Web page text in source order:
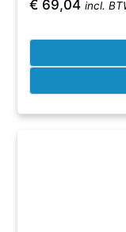
€ 69,04 incl.